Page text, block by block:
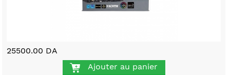
25500.00 DA
Ajouter au panier